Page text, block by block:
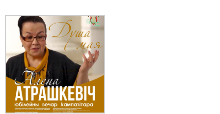
Беларусь, дирижёр –
Александр Анисимов